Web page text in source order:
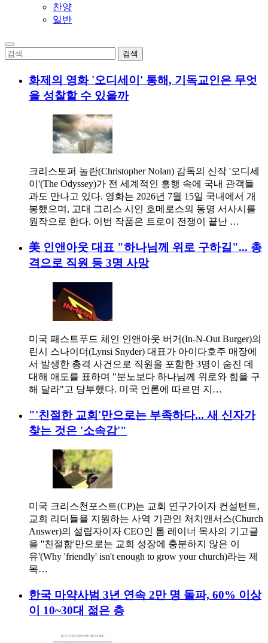
찬양
일반
화제의 영화 '오디세이' 통해, 기독교인은 무엇
을 성찰할 수 있을까
크리스토퍼 놀란(Christopher Nolan) 감독의 신작 '오디세
이'(The Odyssey)가 전 세계적인 흥행 속에 국내 관객들
과도 만나고 있다. 영화는 2026년 7월 15일 국내에서 개
봉했으며, 고대 그리스 시인 호메로스의 동명 서사시를
원작으로 한다. 이번 작품은 트로이 전쟁이 끝난 …
美 인앤아웃 대표 "하나님께 위로 구하길"... 총
격으로 직원 등 3명 사망
미국 패스트푸드 체인 인앤아웃 버거(In-N-Out Burger)의
린시 스나이더(Lynsi Snyder) 대표가 아이다호주 매장에
서 발생한 총격 사건으로 직원을 포함한 3명이 숨진 데
대해 애도를 표하며 "분노보다 하나님께 위로와 힘을 구
해 달라"고 당부했다. 미국 언론에 따르면 지…
"'친절한 교회'만으로는 부족하다... 새 신자가
찾는 것은 '소속감'"
미국 크리스천포스트(CP)는 교회 연구가이자 컨설턴트,
교회 리더들을 지원하는 사역 기관인 처치앤서스(Church
Answer)의 설립자이자 CEO인 톰 레이너 목사의 기고글
을 ''친절함'만으로는 교회 성장에 충분하지 않은 이
유'(Why 'friendly' isn't enough to grow your church)라는 제
목…
한국 마약사범 3년 연속 2만 명 돌파, 60% 이상
이 10~30대 젊은 층